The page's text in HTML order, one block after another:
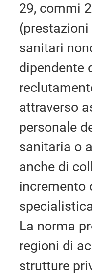
29, commi
sanitari
dipendente
attraverso
personale
sanitaria o
anche di
incremento
La norma
regioni di
strutture